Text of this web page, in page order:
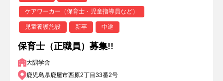
ケアワーカー（保育士・児童指導員など）
児童養護施設 新卒 中途
保育士（正職員）募集!!
大隅学舎
鹿児島県鹿屋市西原2丁目33番2号